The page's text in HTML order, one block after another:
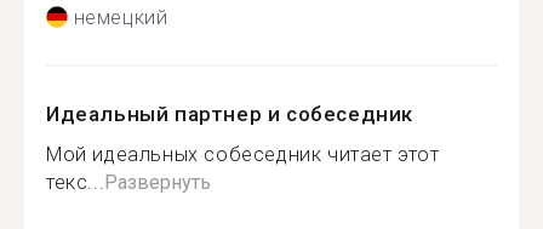
немецкий
Идеальный партнер и собеседник
Мой идеальных собеседник читает этот
текс... Развернуть